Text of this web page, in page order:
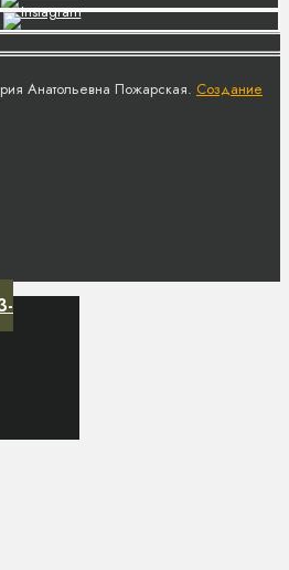
Анатольевна Пожарская. Создание